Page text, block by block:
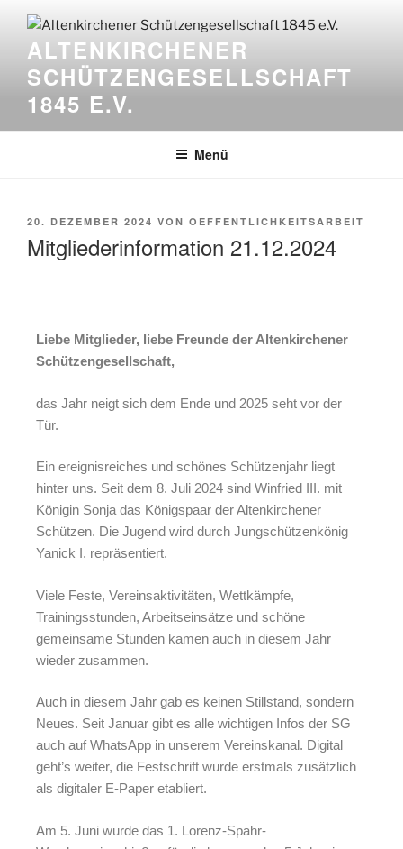
ALTENKIRCHENER
SCHÜTZENGESELLSCHAFT
1845 E.V.
Menü
20. DEZEMBER 2024 VON OEFFENTLICHKEITSARBEIT
Mitgliederinformation 21.12.2024
Liebe Mitglieder, liebe Freunde der Altenkirchener
Schützengesellschaft,
das Jahr neigt sich dem Ende und 2025 seht vor der
Tür.
Ein ereignisreiches und schönes Schützenjahr liegt
hinter uns. Seit dem 8. Juli 2024 sind Winfried III. mit
Königin Sonja das Königspaar der Altenkirchener
Schützen. Die Jugend wird durch Jungschützenkönig
Yanick I. repräsentiert.
Viele Feste, Vereinsaktivitäten, Wettkämpfe,
Trainingsstunden, Arbeitseinsätze und schöne
gemeinsame Stunden kamen auch in diesem Jahr
wieder zusammen.
Auch in diesem Jahr gab es keinen Stillstand, sondern
Neues. Seit Januar gibt es alle wichtigen Infos der SG
auch auf WhatsApp in unserem Vereinskanal. Digital
geht’s weiter, die Festschrift wurde erstmals zusätzlich
als digitaler E-Paper etabliert.
Am 5. Juni wurde das 1. Lorenz-Spahr-